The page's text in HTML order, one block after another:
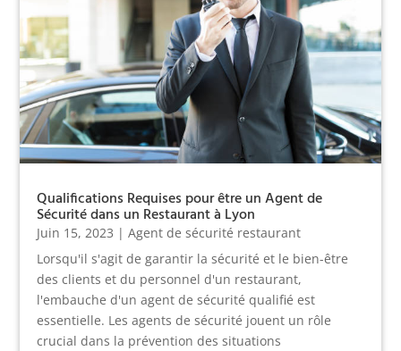
Qualifications Requises pour être un Agent de
Sécurité dans un Restaurant à Lyon
Juin 15, 2023 |Agent de sécurité restaurant
Lorsqu'il s'agit de garantir la sécurité et le bien-être
des clients et du personnel d'un restaurant,
l'embauche d'un agent de sécurité qualifié est
essentielle. Les agents de sécurité jouent un rôle
crucial dans la prévention des situations